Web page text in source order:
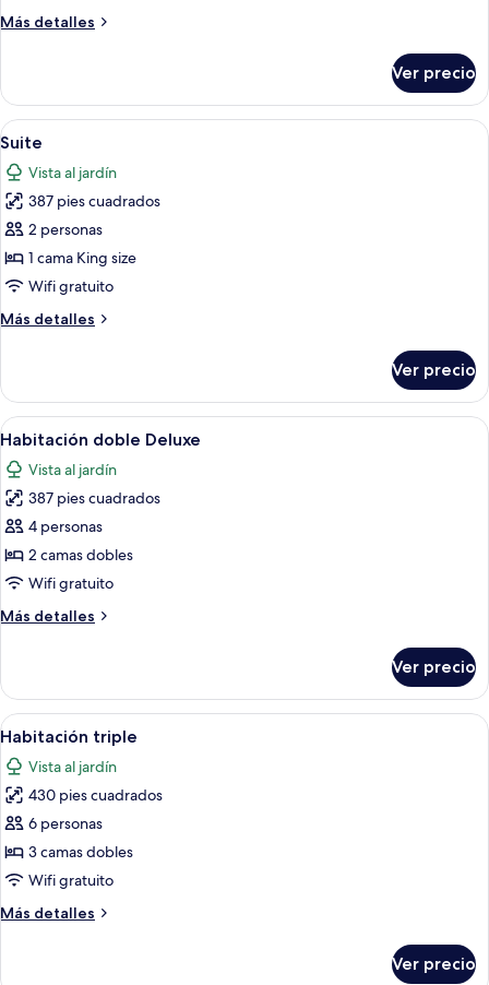
Más detalles
Más
doble
clásica
Ver precio
Abrir
todas
las
fotos
de
Suite
Una habitación de hotel con una
10
Suite
Vista al jardín
387 pies cuadrados
2 personas
1 cama King size
Wifi gratuito
Más detalles
Más
Ver precio
Abrir
todas
las
fotos
de
Habitación
doble
Habitación de hotel con dos camas,
14
Habitación doble Deluxe
Vista al jardín
387 pies cuadrados
4 personas
2 camas dobles
Wifi gratuito
Más detalles
Más
doble
Deluxe
Ver precio
Abrir
todas
las
fotos
de
Habitación
triple
Habitación de hotel con dos camas,
12
Habitación triple
Vista al jardín
430 pies cuadrados
6 personas
3 camas dobles
Wifi gratuito
Más detalles
Más
Ver precio